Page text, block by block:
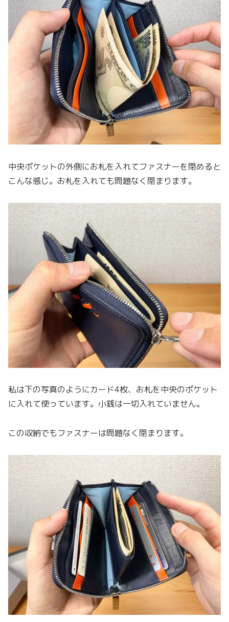
中央ポケットの外側にお札を入れてファスナーを閉めると
こんな感じ。お札を入れても問題なく閉まります。
私は下の写真のようにカード4枚、お札を中央のポケット
に入れて使っています。小銭は一切入れていません。
この収納でもファスナーは問題なく閉まります。